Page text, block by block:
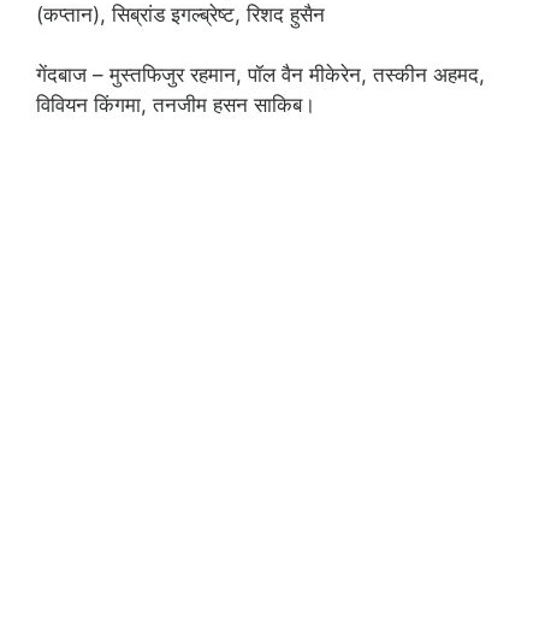
(कप्तान), सिब्रांड इगल्ब्रेष्ट, रिशद हुसैन
गेंदबाज – मुस्तफिजुर रहमान, पॉल वैन मीकेरेन, तस्कीन अहमद,
विवियन किंगमा, तनजीम हसन साकिब।